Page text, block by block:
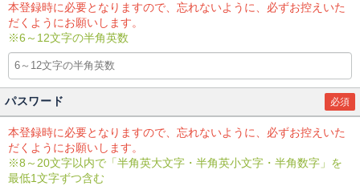
本登録時に必要となりますので、忘れないように、必ずお控えいた
だくようにお願いします。
※6～12文字の半角英数
パスワード 必須
本登録時に必要となりますので、忘れないように、必ずお控えいた
だくようにお願いします。
※8～20文字以内で「半角英大文字・半角英小文字・半角数字」を
最低1文字ずつ含む